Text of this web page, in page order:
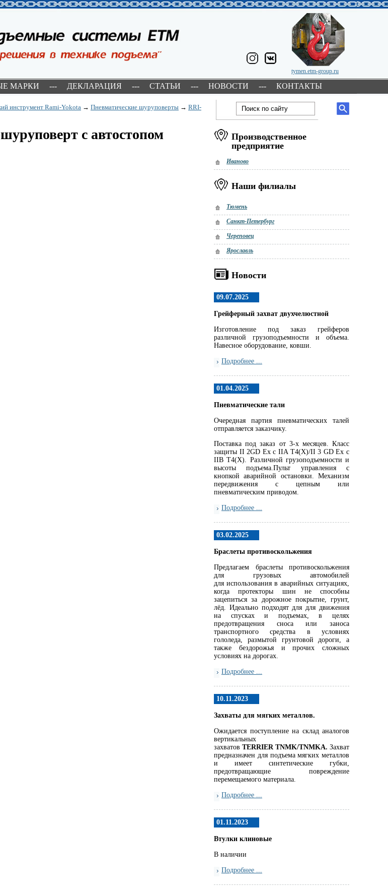
tymen.etm-group.ru
МАРКИ --- ДЕКЛАРАЦИЯ --- СТАТЬИ --- НОВОСТИ --- КОНТАКТЫ
инструмент Rami-Yokota → Пневматические шуруповерты → RRI-
с автостопом
Производственное
предприятие
Иваново
Наши филиалы
Тюмень
Санкт-Петербург
Череповец
Ярославль
Новости
09.07.2025
Грейферный захват двухчелюстной
Изготовление под заказ грейферов
различной грузоподъемности и объема.
Навесное оборудование, ковши.
Подробнее ...
01.04.2025
Пневматические тали
Очередная партия пневматических талей
отправляется заказчику.
Поставка под заказ от 3-х месяцев. Класс
защиты II 2GD Ex c IIA T4(X)/II 3 GD Ex c
IIB T4(X). Различной грузоподъемности и
высоты подъема.Пульт управления с
кнопкой аварийной остановки. Механизм
передвижения с цепным или
пневматическим приводом.
Подробнее ...
03.02.2025
Браслеты противоскольжения
Предлагаем браслеты противоскольжения
для грузовых автомобилей
для использования в аварийных ситуациях,
когда протекторы шин не способны
зацепиться за дорожное покрытие, грунт,
лёд. Идеально подходят для для движения
на спусках и подъемах, в целях
предотвращения сноса или заноса
транспортного средства в условиях
гололеда, размытой грунтовой дороги, а
также бездорожья и прочих сложных
условиях на дорогах.
Подробнее ...
10.11.2023
Захваты для мягких металлов.
Ожидается поступление на склад аналогов
вертикальных
захватов TERRIERTNMK/TNMKA. Захват
предназначен для подъема мягких металлов
и имеет синтетические губки,
предотвращающие повреждение
перемещаемого материала.
Подробнее ...
01.11.2023
Втулки клиновые
В наличии
Подробнее ...